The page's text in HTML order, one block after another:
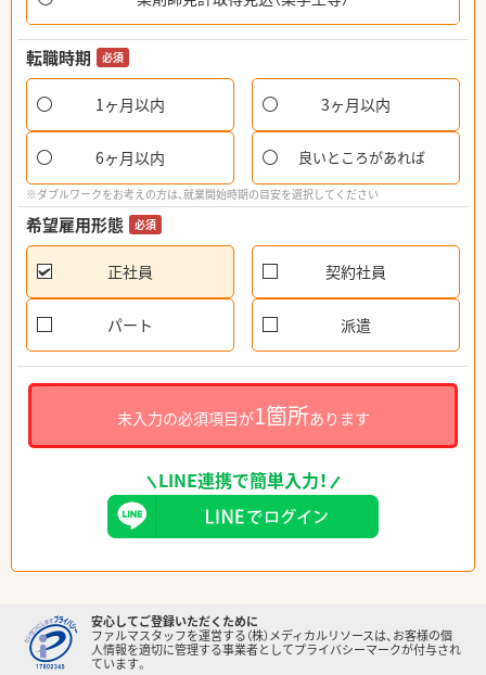
転職時期 必須
1ヶ月以内 3ヶ月以内
6ヶ月以内 良いところがあれば
※ダブルワークをお考えの方は、就業開始時期の目安を選択してください
希望雇用形態 必須
正社員 契約社員
パート 派遣
未入力の必須項目が1箇所あります
LINE連携で簡単入力！
安心してご登録いただくために
ファルマスタッフを運営する（株）メディカルリソースは、お客様の個
人情報を適切に管理する事業者としてプライバシーマークが付与され
ています。